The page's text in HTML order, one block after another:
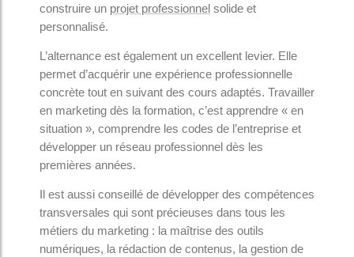
construire un projet professionnel solide et
personnalisé.
L’alternance est également un excellent levier. Elle
permet d’acquérir une expérience professionnelle
concrète tout en suivant des cours adaptés. Travailler
en marketing dès la formation, c’est apprendre « en
situation », comprendre les codes de l’entreprise et
développer un réseau professionnel dès les
premières années.
Il est aussi conseillé de développer des compétences
transversales qui sont précieuses dans tous les
métiers du marketing : la maîtrise des outils
numériques, la rédaction de contenus, la gestion de